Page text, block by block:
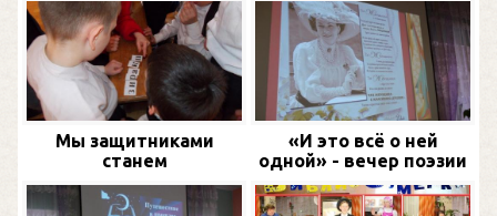
Мы защитниками
станем
«И это всё о ней
одной» - вечер поэзии